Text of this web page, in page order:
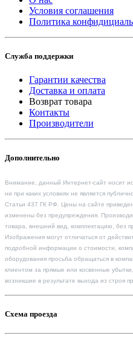
Условия соглашения
Политика
Служба поддержки
Гарантии качества
Доставка и оплата
Возврат товара
Контакты
Производители
Дополнительно
Внимание, данный Интернет-сайт носит
ни при каких условиях не является
Статьи 437 ГК РФ. Цены на сайте
изменены без предупреждения.
товара, внешний вид, комплектацию, без
Изображения могут отличаться от
подробной информации о стоимости,
оборудования просьба обращаться в
клиентом за прямые или косвенные
возникшие в результате выхода из строя
Схема проезда